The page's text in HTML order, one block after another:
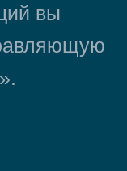
вы